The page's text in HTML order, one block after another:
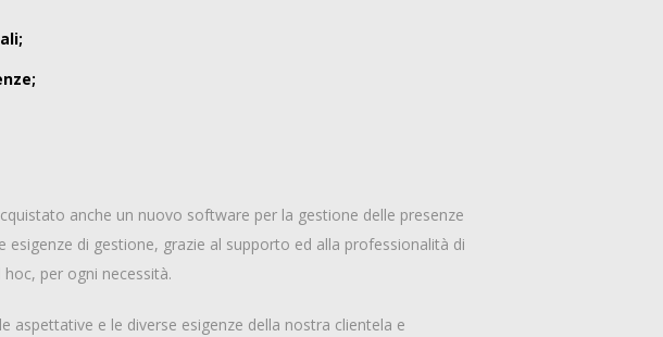
anche un nuovo software per la gestione delle presenze
di gestione, grazie al supporto ed alla professionalità di
per ogni necessità.
e le diverse esigenze della nostra clientela e